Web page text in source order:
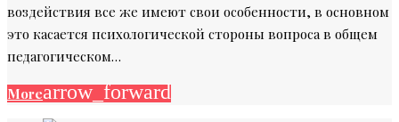
воздействия все же имеют свои особенности, в основном
это касается психологической стороны вопроса в общем
педагогическом…
Morearrow_forward